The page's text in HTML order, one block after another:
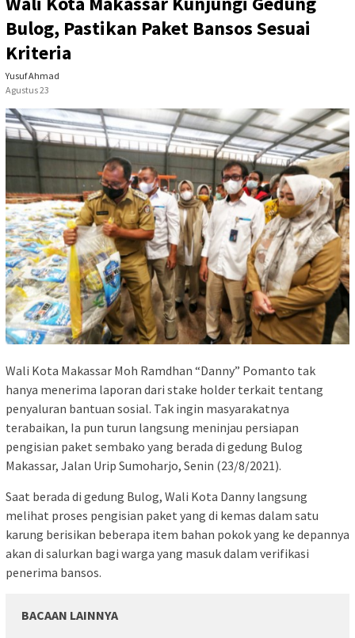
Bulog, Pastikan Paket Bansos Sesuai
Kriteria
Yusuf Ahmad
Agustus 23
Wali Kota Makassar Moh Ramdhan “Danny” Pomanto tak
hanya menerima laporan dari stake holder terkait tentang
penyaluran bantuan sosial. Tak ingin masyarakatnya
terabaikan, Ia pun turun langsung meninjau persiapan
pengisian paket sembako yang berada di gedung Bulog
Makassar, Jalan Urip Sumoharjo, Senin (23/8/2021).
Saat berada di gedung Bulog, Wali Kota Danny langsung
melihat proses pengisian paket yang di kemas dalam satu
karung berisikan beberapa item bahan pokok yang ke depannya
akan di salurkan bagi warga yang masuk dalam verifikasi
penerima bansos.
BACAAN LAINNYA